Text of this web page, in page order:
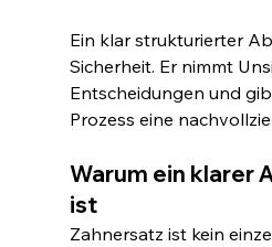
Ein klar strukturierter
Sicherheit. Er nimmt
Entscheidungen und
Prozess eine
Warum ein klarer
ist
Zahnersatz ist kein